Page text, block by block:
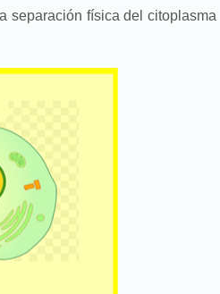
separación física del citoplasma